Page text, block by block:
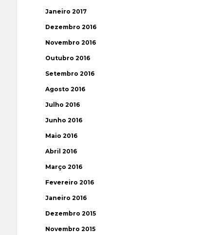
Janeiro 2017
Dezembro 2016
Novembro 2016
Outubro 2016
Setembro 2016
Agosto 2016
Julho 2016
Junho 2016
Maio 2016
Abril 2016
Março 2016
Fevereiro 2016
Janeiro 2016
Dezembro 2015
Novembro 2015